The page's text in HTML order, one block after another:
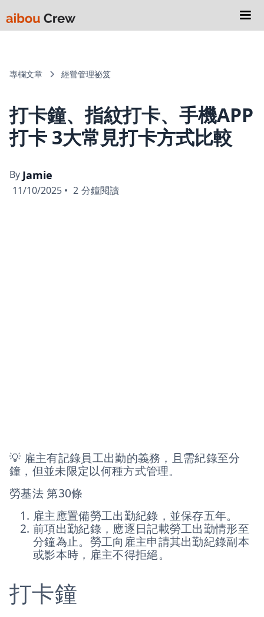
專欄文章 經營管理祕笈
打卡鐘、指紋打卡、手機APP
打卡 3大常見打卡方式比較
By Jamie
11/10/2025 • 2 分鐘閱讀
💡 雇主有記錄員工出勤的義務，且需紀錄至分
鐘，但並未限定以何種方式管理。
勞基法 第30條
雇主應置備勞工出勤紀錄，並保存五年。
前項出勤紀錄，應逐日記載勞工出勤情形至
分鐘為止。勞工向雇主申請其出勤紀錄副本
或影本時，雇主不得拒絕。
打卡鐘